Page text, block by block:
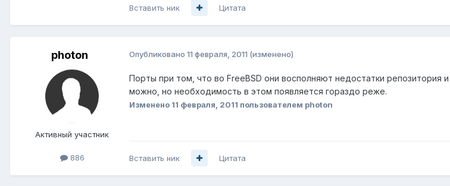
Вставить ник Цитата
photon
Активный участник
886
Опубликовано 11 февраля, 2011 (изменено)
Порты при том, что во FreeBSD они восполняют недостатки
можно, но необходимость в этом появляется гораздо реже.
Изменено 11 февраля, 2011 пользователем photon
Вставить ник Цитата